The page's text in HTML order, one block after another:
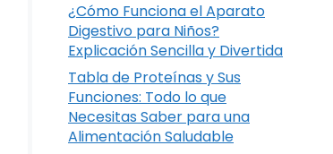
¿Cómo Funciona el Aparato
Digestivo para Niños?
Explicación Sencilla y Divertida
Tabla de Proteínas y Sus
Funciones: Todo lo que
Necesitas Saber para una
Alimentación Saludable